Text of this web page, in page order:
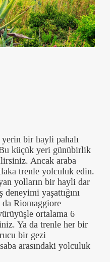
bir hayli pahalı
küçük yeri günübirlik
Ancak araba
trenle yolculuk edin.
yolların bir hayli dar
yaşattığını
da Riomaggiore
ortalama 6
Ya da trenle her bir
bir gezi
arasındaki yolculuk